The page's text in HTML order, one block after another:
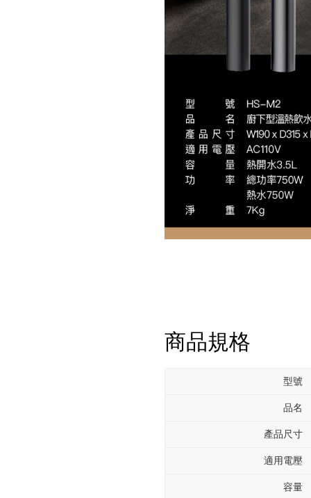
商品規格
型號
品名
產品尺寸
適用電壓
容量